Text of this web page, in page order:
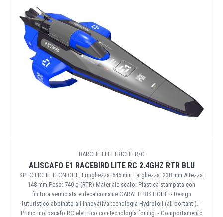
BARCHE ELETTRICHE R/C
ALISCAFO E1 RACEBIRD LITE RC 2.4GHZ RTR BLU
SPECIFICHE TECNICHE: Lunghezza: 545 mm Larghezza: 238 mm Altezza:
148 mm Peso: 740 g (RTR) Materiale scafo: Plastica stampata con
finitura verniciata e decalcomanie CARATTERISTICHE: - Design
futuristico abbinato all'innovativa tecnologia Hydrofoil (ali portanti). -
Primo motoscafo RC elettrico con tecnologia foiling. - Comportamento